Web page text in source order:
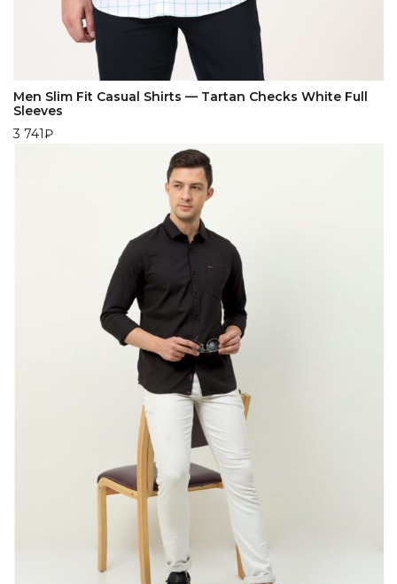
Men Slim Fit Casual Shirts — Tartan Checks White Full
Sleeves
3 741₽